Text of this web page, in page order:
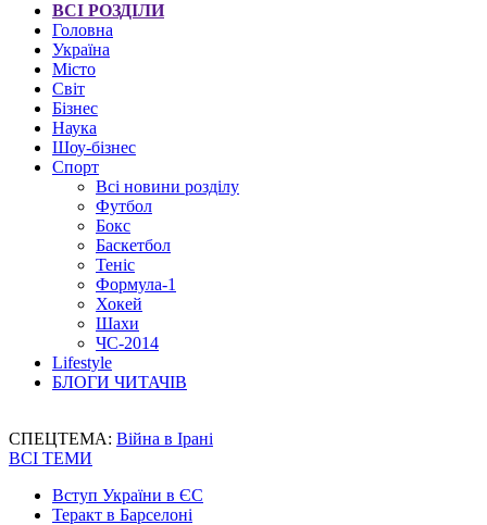
ВСІ РОЗДІЛИ
Головна
Україна
Місто
Світ
Бізнес
Наука
Шоу-бізнес
Спорт
Всі новини розділу
Футбол
Бокс
Баскетбол
Теніс
Формула-1
Хокей
Шахи
ЧС-2014
Lifestyle
БЛОГИ ЧИТАЧІВ
СПЕЦТЕМА: Війна в Ірані
ВСІ ТЕМИ
Вступ України в ЄС
Теракт в Барселоні